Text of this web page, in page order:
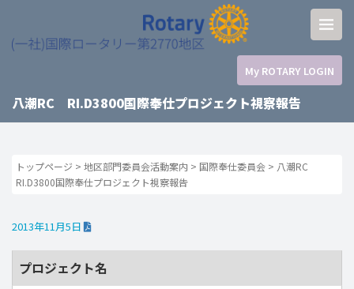
My ROTARY LOGIN
八潮RC RI.D3800国際奉仕プロジェクト視察報告
トップページ > 地区部門委員会活動案内 > 国際奉仕委員会 > 八潮RC
RI.D3800国際奉仕プロジェクト視察報告
2013年11月5日
プロジェクト名